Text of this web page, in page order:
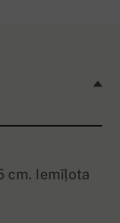
cm. Iemīļota